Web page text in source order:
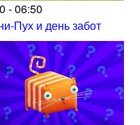
- 06:50
Пух и день забот